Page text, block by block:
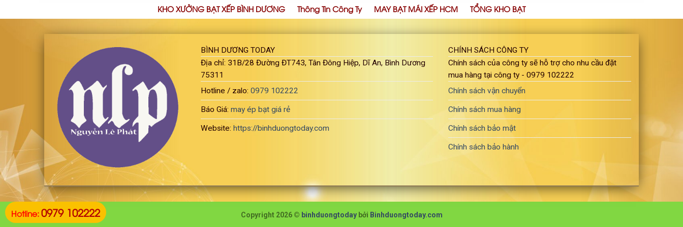
KHO XƯỞNG BẠT XẾP BÌNH DƯƠNG Thông Tin Công Ty MAY BẠT MÁI XẾP HCM TỔNG KHO BẠT
BÌNH DƯƠNG TODAY
Địa chỉ: 31B/28 Đường ĐT743, Tân Đông Hiệp, Dĩ An, Bình Dương
75311
Hotline / zalo: 0979 102222
Báo Giá: may ép bạt giá rẻ
Website: https://binhduongtoday.com
CHÍNH SÁCH CÔNG TY
Chính sách của công ty sẽ hỗ trợ cho nhu cầu đặt
mua hàng tại công ty - 0979 102222
Chính sách vận chuyển
Chính sách mua hàng
Chính sách bảo mật
Chính sách bảo hành
Copyright 2026 © binhduongtodaybởi Binhduongtoday.com
Hotline:0979 102222